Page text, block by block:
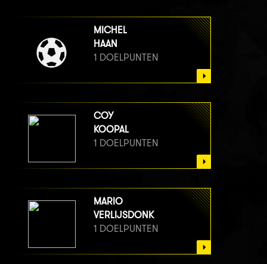
MICHEL
HAAN
1 DOELPUNTEN
COY
KOOPAL
1 DOELPUNTEN
MARIO
VERLIJSDONK
1 DOELPUNTEN